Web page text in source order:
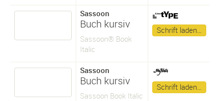
Sassoon
Buch kursiv
Sassoon® Book
Italic
Schrift laden…
Sassoon
Buch kursiv
Sassoon Book Italic
Schrift laden…